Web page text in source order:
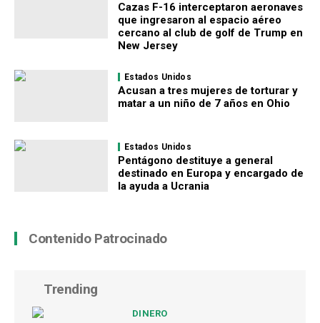
Cazas F-16 interceptaron aeronaves
que ingresaron al espacio aéreo
cercano al club de golf de Trump en
New Jersey
Estados Unidos
Acusan a tres mujeres de torturar y
matar a un niño de 7 años en Ohio
Estados Unidos
Pentágono destituye a general
destinado en Europa y encargado de
la ayuda a Ucrania
Contenido Patrocinado
Trending
DINERO